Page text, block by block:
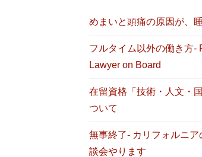
めまいと頭痛の原因が、
フルタイム以外の働き方-
Lawyer on Board
在留資格「技術・人文・
ついて
無事終了- カリフォルニ
談会やります